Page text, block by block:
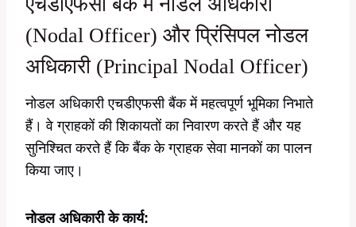
(Nodal Officer) और प्रिंसिपल नोडल
अधिकारी (Principal Nodal Officer)
नोडल अधिकारी एचडीएफसी बैंक में महत्वपूर्ण भूमिका निभाते
हैं। वे ग्राहकों की शिकायतों का निवारण करते हैं और यह
सुनिश्चित करते हैं कि बैंक के ग्राहक सेवा मानकों का पालन
किया जाए।
नोडल अधिकारी के कार्य: